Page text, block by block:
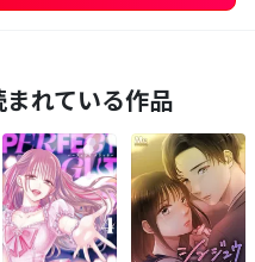
れている作品